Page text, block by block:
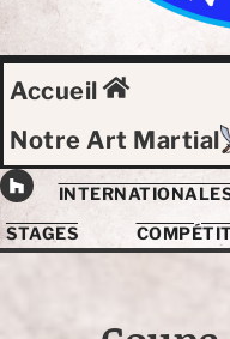
Accueil
Notre Art Martial
STAGES